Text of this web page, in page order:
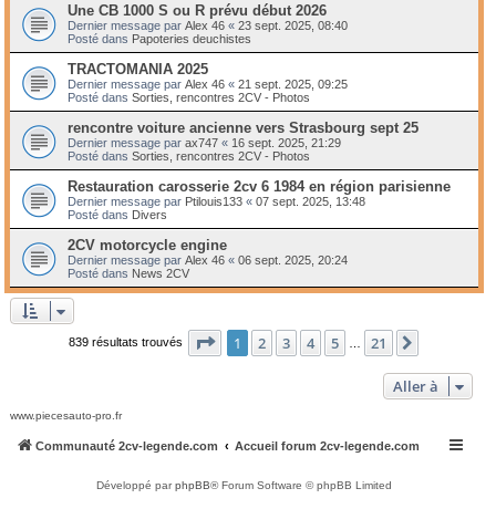
Une CB 1000 S ou R prévu début 2026
Dernier message par Alex 46 « 23 sept. 2025, 08:40
Posté dans Papoteries deuchistes
TRACTOMANIA 2025
Dernier message par Alex 46 « 21 sept. 2025, 09:25
Posté dans Sorties, rencontres 2CV - Photos
rencontre voiture ancienne vers Strasbourg sept 25
Dernier message par ax747 « 16 sept. 2025, 21:29
Posté dans Sorties, rencontres 2CV - Photos
Restauration carosserie 2cv 6 1984 en région parisienne
Dernier message par Ptilouis133 « 07 sept. 2025, 13:48
Posté dans Divers
2CV motorcycle engine
Dernier message par Alex 46 « 06 sept. 2025, 20:24
Posté dans News 2CV
839 résultats trouvés Page 1sur21
1 2 3 4 5 21
Aller à
www.piecesauto-pro.fr
Communauté 2cv-legende.com Accueil forum 2cv-legende.com
Développé parphpBB® Forum Software © phpBB Limited